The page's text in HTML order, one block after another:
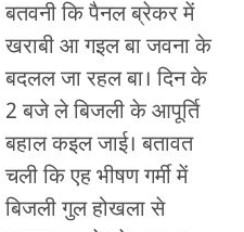
बतवनी कि पैनल ब्रेकर में
खराबी आ गइल बा जवना के
बदलल जा रहल बा। दिन के
2 बजे ले बिजली के आपूर्ति
बहाल कइल जाई। बतावत
चली कि एह भीषण गर्मी में
बिजली गुल होखला से